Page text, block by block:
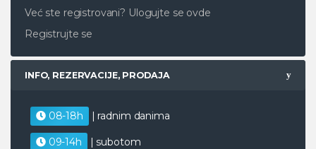
Već ste registrovani? Ulogujte se ovde
Registrujte se
INFO, REZERVACIJE, PRODAJA
08-18h | radnim danima
09-14h | subotom